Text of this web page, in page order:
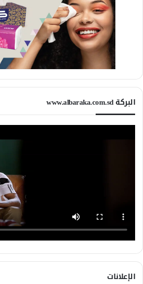
البركة www.albaraka.com.sd
الإعلانات